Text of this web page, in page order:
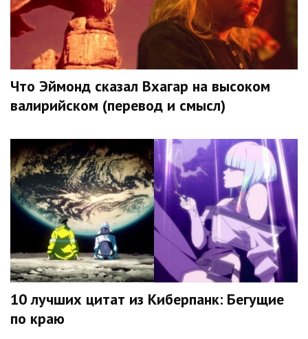
Что Эймонд сказал Вхагар на высоком
валирийском (перевод и смысл)
10 лучших цитат из Киберпанк: Бегущие
по краю